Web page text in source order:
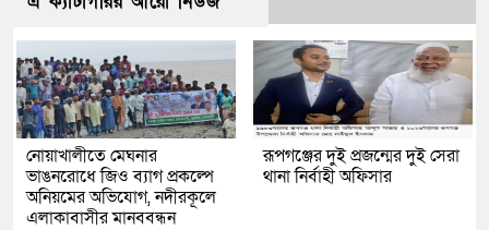
নোয়াখালীতে মেঘনার
ভাঙনরোধে জিও ব্যাগ প্রকল্পে
অনিয়মের অভিযোগ, নদীরকূলে
এলাকাবাসীর মানববন্ধন
রূপগঞ্জের দুই প্রজন্মের দুই সেরা
থানা নির্বাহী অফিসার